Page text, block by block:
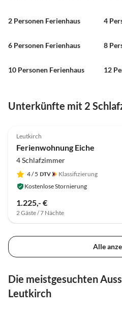
2 Personen Ferienhaus 4
6 Personen Ferienhaus 8
10 Personen Ferienhaus 12
Unterkünfte mit 2
Leutkirch
Ferienwohnung Eiche
4 Schlafzimmer
4/ 5
Klassifizierung
Kostenlose Stornierung
1.225,- €
2 Gäste / 7 Nächte
Alle
Die meistgesuchten
Leutkirch